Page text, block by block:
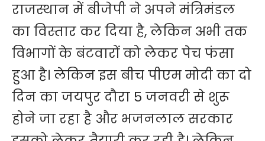
राजस्थान में बीजेपी ने अपने मंत्रिमंडल
का विस्तार कर दिया है, लेकिन अभी तक
विभागों के बंटवारों को लेकर पेच फंसा
हुआ है। लेकिन इस बीच पीएम मोदी का दो
दिन का जयपुर दौरा 5 जनवरी से शुरू
होने जा रहा है और भजनलाल सरकार